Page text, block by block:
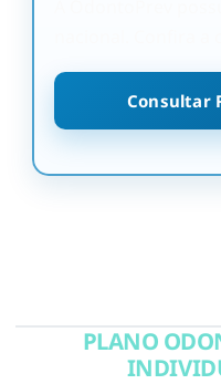
Consultar
PLANO